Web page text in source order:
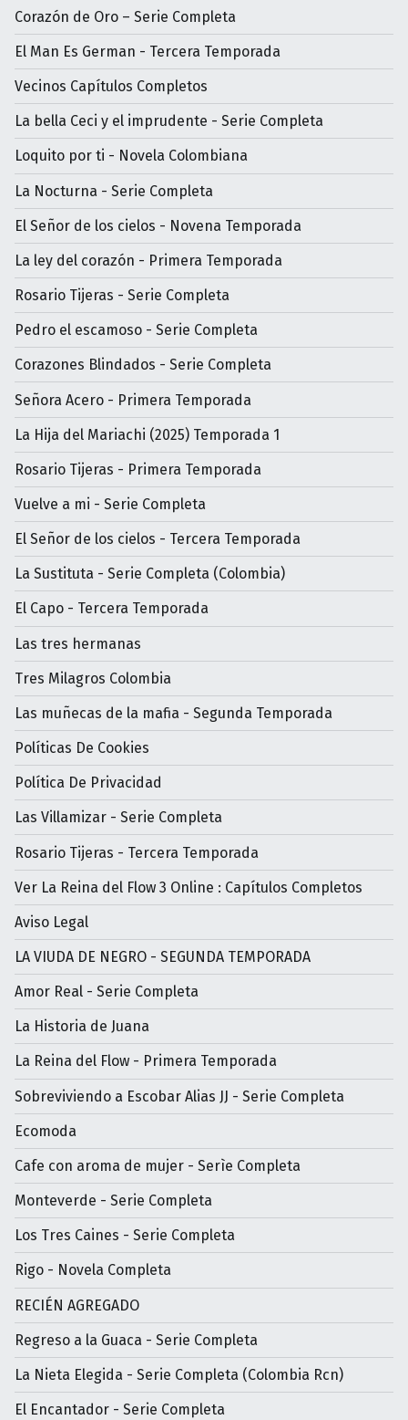
Corazón de Oro – Serie Completa
El Man Es German - Tercera Temporada
Vecinos Capítulos Completos
La bella Ceci y el imprudente - Serie Completa
Loquito por ti - Novela Colombiana
La Nocturna - Serie Completa
El Señor de los cielos - Novena Temporada
La ley del corazón - Primera Temporada
Rosario Tijeras - Serie Completa
Pedro el escamoso - Serie Completa
Corazones Blindados - Serie Completa
Señora Acero - Primera Temporada
La Hija del Mariachi (2025) Temporada 1
Rosario Tijeras - Primera Temporada
Vuelve a mi - Serie Completa
El Señor de los cielos - Tercera Temporada
La Sustituta - Serie Completa (Colombia)
El Capo - Tercera Temporada
Las tres hermanas
Tres Milagros Colombia
Las muñecas de la mafia - Segunda Temporada
Políticas De Cookies
Política De Privacidad
Las Villamizar - Serie Completa
Rosario Tijeras - Tercera Temporada
Ver La Reina del Flow 3 Online : Capítulos Completos
Aviso Legal
LA VIUDA DE NEGRO - SEGUNDA TEMPORADA
Amor Real - Serie Completa
La Historia de Juana
La Reina del Flow - Primera Temporada
Sobreviviendo a Escobar Alias JJ - Serie Completa
Ecomoda
Cafe con aroma de mujer - Serìe Completa
Monteverde - Serie Completa
Los Tres Caines - Serie Completa
Rigo - Novela Completa
RECIÉN AGREGADO
Regreso a la Guaca - Serie Completa
La Nieta Elegida - Serie Completa (Colombia Rcn)
El Encantador - Serie Completa